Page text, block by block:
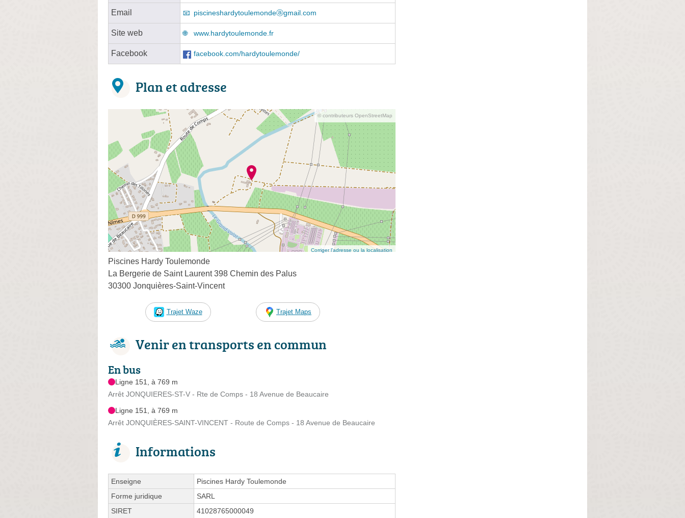
Email piscineshardytoulemondeⓐgmail.com
Site web www.hardytoulemonde.fr
Facebook facebook.com/hardytoulemonde/
Plan et adresse
© contributeurs OpenStreetMap
Corriger l’adresse ou la localisation
Piscines Hardy Toulemonde
La Bergerie de Saint Laurent 398 Chemin des Palus
30300 Jonquières-Saint-Vincent
Trajet Waze Trajet Maps
Venir en transports en commun
En bus
Ligne 151, à 769 m
Arrêt JONQUIERES-ST-V - Rte de Comps - 18 Avenue de Beaucaire
Ligne 151, à 769 m
Arrêt JONQUIÈRES-SAINT-VINCENT - Route de Comps - 18 Avenue de Beaucaire
Informations
Enseigne
Piscines Hardy Toulemonde
Forme juridique
SARL
SIRET
41028765000049